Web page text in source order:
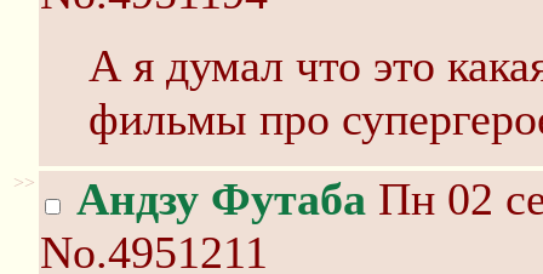
А я думал что это
фильмы про
>> Андзу Футаба Пн 02
No.4951211